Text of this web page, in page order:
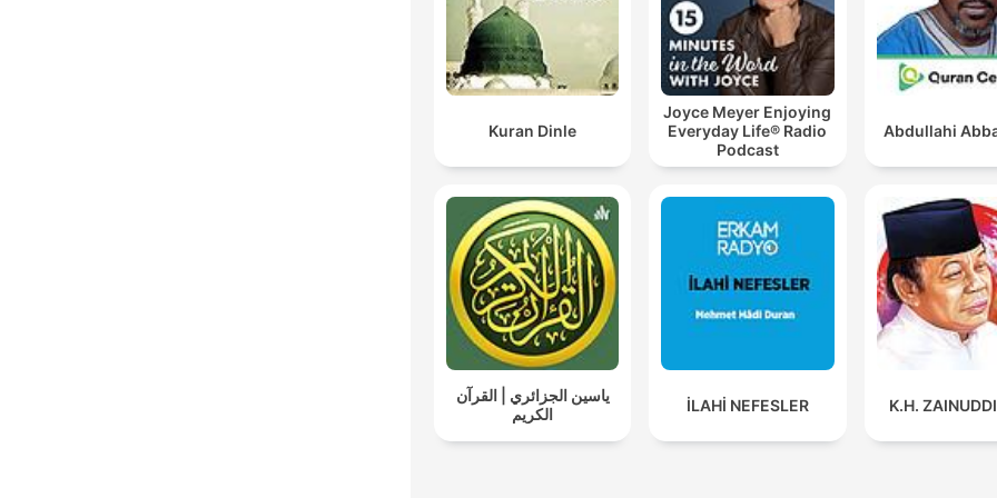
Kuran Dinle
Joyce Meyer Enjoying
Everyday Life® Radio
Podcast
Abdullahi
ياسين الجزائري | القرآن
الكريم
İLAHİ NEFESLER K.H.